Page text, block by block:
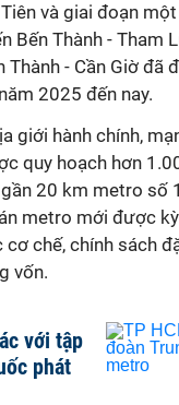
và giai đoạn
Bến Thành - Tham
Thành - Cần Giờ đã
2025 đến nay.
giới hành chính,
quy hoạch hơn
20 km metro số
metro mới được
cơ chế, chính sách
vốn.
với tập
phát